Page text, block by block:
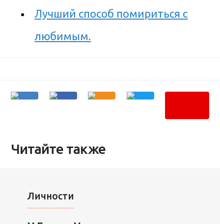
Лучший способ помириться с
любимым.
Читайте также
Личности